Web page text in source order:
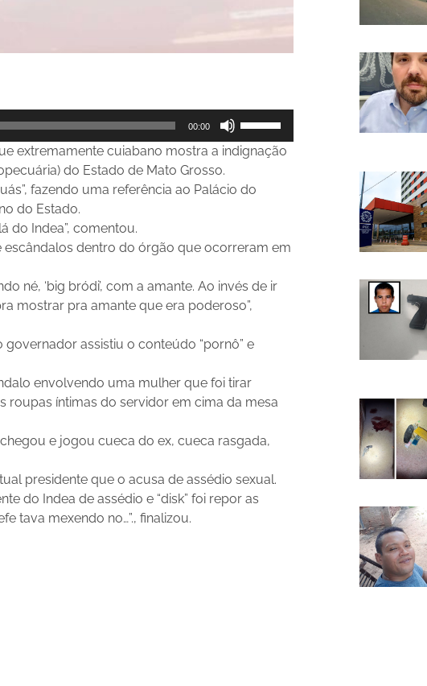
00:00
setas
cima
baixo
aumentar
ou
extremamente cuiabano mostra a indignação
do Estado de Mato Grosso.
fazendo uma referência ao Palácio do
do Estado.
do Indea”, comentou.
dentro do órgão que ocorreram em
né, ‘big bródi’, com a amante. Ao invés de ir
mostrar pra amante que era poderoso”,
governador assistiu o conteúdo “pornô” e
envolvendo uma mulher que foi tirar
íntimas do servidor em cima da mesa
e jogou cueca do ex, cueca rasgada,
presidente que o acusa de assédio sexual.
do Indea de assédio e “disk” foi repor as
tava mexendo no…”., finalizou.